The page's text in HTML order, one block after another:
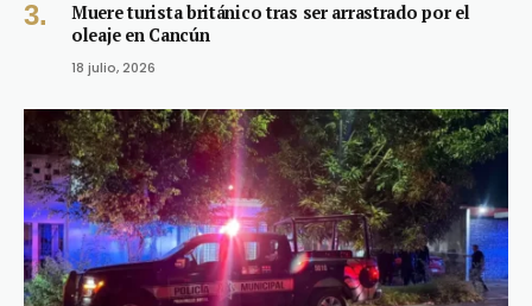
Muere turista británico tras ser arrastrado por el
oleaje en Cancún
18 julio, 2026